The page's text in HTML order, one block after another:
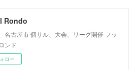
Rondo
名古屋市 個サル、大会、リーグ開催 フッ
ンド
ロー